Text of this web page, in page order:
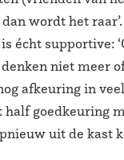
wordt het raar’.
écht supportive:
niet meer
afkeuring in
half goedkeuring
uit de kast